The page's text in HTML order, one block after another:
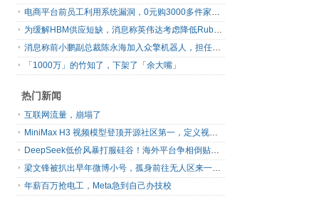
电商平台前员工利用系统漏洞，0元购3000多件家电！
为缓解HBM供应短缺，消息称英伟达考虑降低Rubin Ultra GPU配置
消息称前小鹏副总裁陈永海加入众擎机器人，担任运营总裁
「1000万」的竹知了，下架了「余大嘴」
热门新闻
互联网流量，崩塌了
MiniMax H3 视频模型登顶开源社区第一，定义视频模型领域“斩杀线”
DeepSeek低价风暴打服硅谷！海外平台争相倒贴V4 Flash
梁文锋被扒出早年微博小号，孤身前往无人区来一场相当 deep 的 seek 旅行
年薪百万抢电工，Meta急到自己办技校